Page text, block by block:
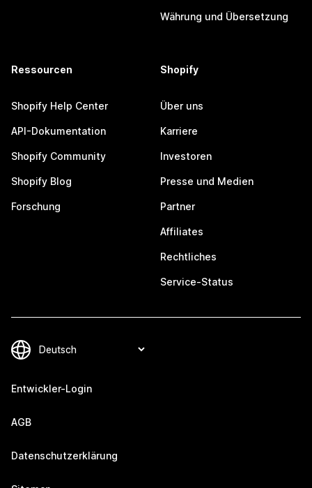
Währung und Übersetzung
Ressourcen
Shopify Help Center
API-Dokumentation
Shopify Community
Shopify Blog
Forschung
Shopify
Über uns
Karriere
Investoren
Presse und Medien
Partner
Affiliates
Rechtliches
Service-Status
Entwickler-Login
AGB
Datenschutzerklärung